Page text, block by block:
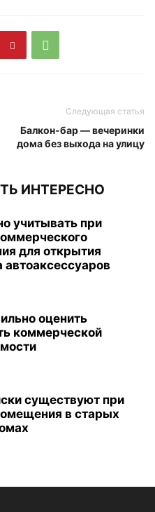
Следующая статья
Балкон-бар — вечеринки
дома без выхода на улицу
ИНТЕРЕСНО
учитывать при
для открытия
автоаксессуаров
оценить
коммерческой
существуют при
в старых